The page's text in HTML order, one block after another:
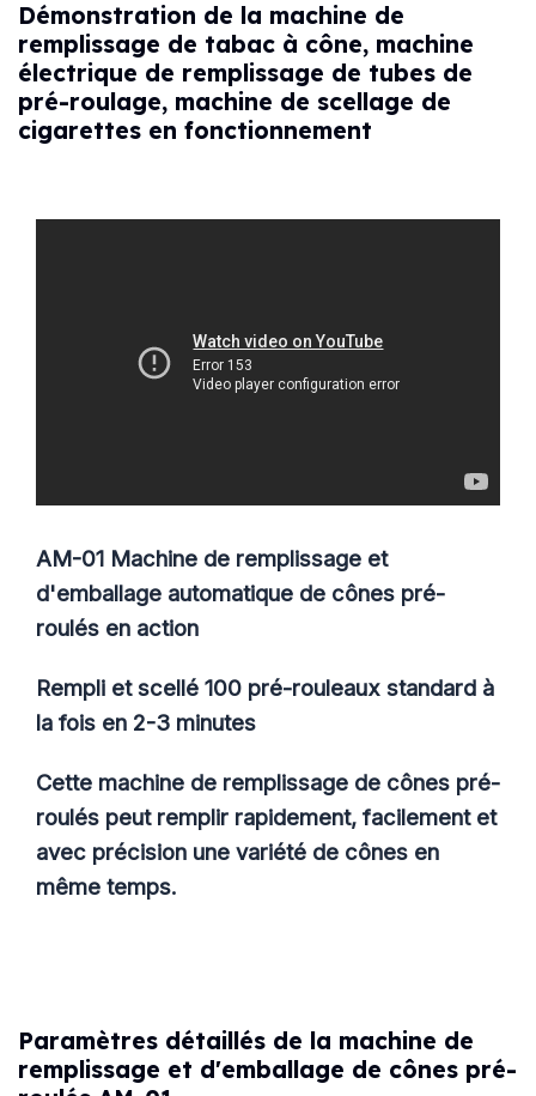
Démonstration de la machine de
remplissage de tabac à cône, machine
électrique de remplissage de tubes de
pré-roulage, machine de scellage de
cigarettes en fonctionnement
AM-01 Machine de remplissage et
d'emballage automatique de cônes pré-
roulés en action
Rempli et scellé 100 pré-rouleaux standard à
la fois en 2-3 minutes
Cette machine de remplissage de cônes pré-
roulés peut remplir rapidement, facilement et
avec précision une variété de cônes en
même temps.
Paramètres détaillés de la machine de
remplissage et d'emballage de cônes pré-